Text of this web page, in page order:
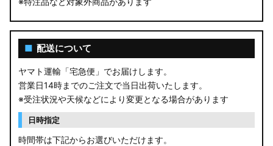
■ 配送について
ヤマト運輸「宅急便」でお届けします。
営業日14時までのご注文で当日出荷いたします。
※受注状況や天候などにより変更となる場合があります
日時指定
時間帯は下記からお選びいただけます。